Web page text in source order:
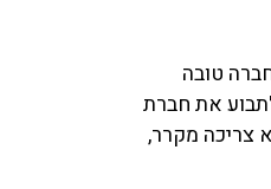
טובה
שהיא הולכת לתבוע את חברת
צריכה מקרר,